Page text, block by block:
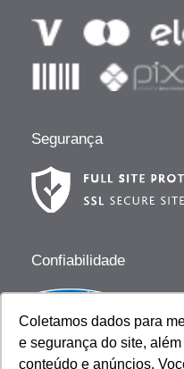
Coletamos dados para
e segurança do site,
conteúdo e anúncios.
Segurança
Confiabilidade